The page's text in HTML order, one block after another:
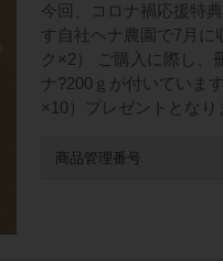
今回、コロナ禍応援特
す自社ヘナ農園で7月
ク×2） ご購入に際し、
ナ?200ｇが付いていま
×10）プレゼントとなり
商品管理番号